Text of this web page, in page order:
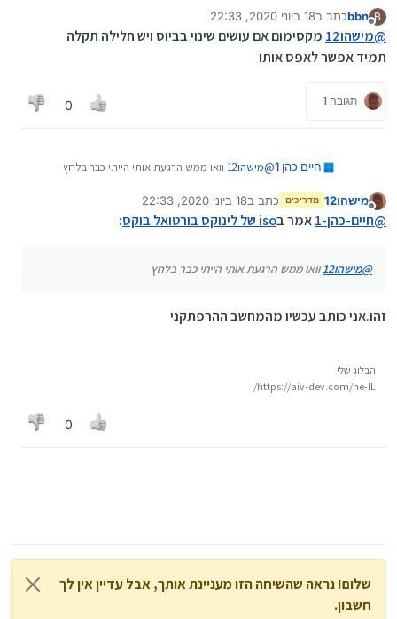
@מישהו12 אמר בiso של לינוקס בורטואל בוקס :
זה פשוט לא מחשב שלי אלא ציבורי שהמנהל של החדר
B
מנותק
bbnכתב ב18 ביוני 2020, 22:33
נערך לאחרונה על ידי
@מישהו12
מקסימום אם עושים שינוי בביוס ויש חלילה תקלה
תמיד אפשר לאפס אותו
תגובה 1 0
חיים כהן 1 @מישהו12 וואו ממש הרגעת אותי הייתי כבר בלחץ
מנותק
מישהו12 מדריכים כתב ב18 ביוני 2020, 22:33
נערך לאחרונה על ידי
@חיים-כהן-1 אמר בiso של לינוקס בורטואל בוקס :
@מישהו12 וואו ממש הרגעת אותי הייתי כבר בלחץ
זהו.אני כותב עכשיו מהמחשב ההרפתקני
הבלוג שלי
https://aiv-dev.com/he-IL/
0
שלום! נראה שהשיחה הזו מעניינת אותך, אבל עדיין אין לך
חשבון.